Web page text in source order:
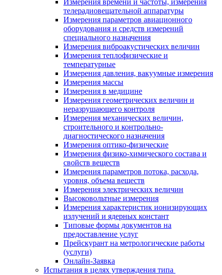
Измерения времени и частоты, измерения
телерадиовещательной аппаратуры
Измерения параметров авиационного
оборудования и средств измерений
специального назначения
Измерения виброакустических величин
Измерения теплофизические и
температурные
Измерения давления, вакуумные измерения
Измерения массы
Измерения в медицине
Измерения геометрических величин и
неразрушающего контроля
Измерения механических величин,
строительного и контрольно-
диагностического назначения
Измерения оптико-физические
Измерения физико-химического состава и
свойств веществ
Измерения параметров потока, расхода,
уровня, объема веществ
Измерения электрических величин
Высоковольтные измерения
Измерения характеристик ионизирующих
излучений и ядерных констант
Типовые формы документов на
предоставление услуг
Прейскурант на метрологические работы
(услуги)
Онлайн-Заявка
Испытания в целях утверждения типа